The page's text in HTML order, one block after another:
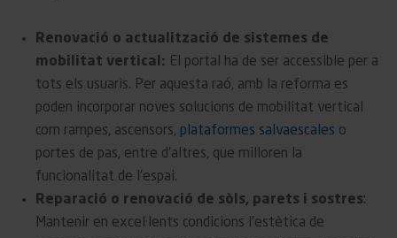
Renovació o actualització de sistemes de
mobilitat vertical: El portal ha de ser accessible per a
tots els usuaris. Per aquesta raó, amb la reforma es
poden incorporar noves solucions de mobilitat vertical
com rampes, ascensors, plataformes salvaescales o
portes de pas, entre d’altres, que milloren la
funcionalitat de l’espai.
Reparació o renovació de sòls, parets i sostres:
Mantenir en excel·lents condicions l’estètica de